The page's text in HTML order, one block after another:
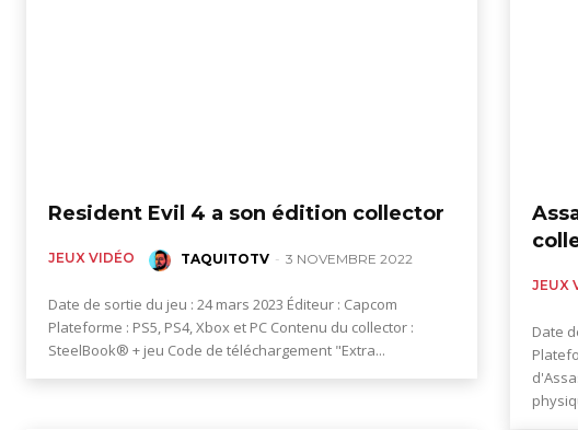
figurines,
Resident Evil 4 a son édition collector
JEUX VIDÉO TAQUITOTV - 3 NOVEMBRE 2022
Date de sortie du jeu : 24 mars 2023 Éditeur : Capcom
Plateforme : PS5, PS4, Xbox et PC Contenu du collector :
SteelBook® + jeu Code de téléchargement "Extra...
JEUX
Date